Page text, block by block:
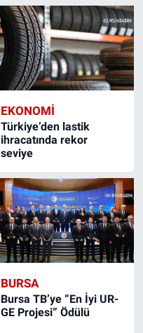
EKONOMI
Türkiye’den lastik
ihracatında rekor
seviye
BURSA
Bursa TB’ye “En İyi UR-
GE Projesi” Ödülü